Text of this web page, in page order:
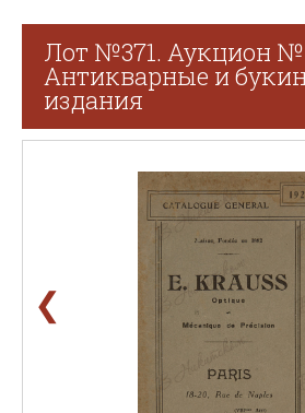
Лот №371. Аукцион №
Антикварные и
издания
❮